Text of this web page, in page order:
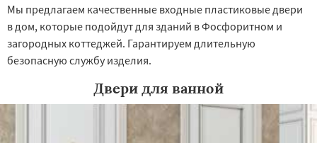
Мы предлагаем качественные входные пластиковые двери
в дом, которые подойдут для зданий в Фосфоритном и
загородных коттеджей. Гарантируем длительную
безопасную службу изделия.
Двери для ванной